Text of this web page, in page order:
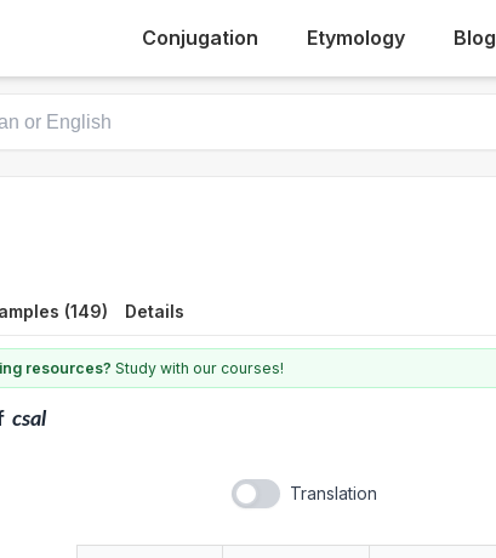
Conjugation Etymology Blog
(149) Details
resources? Study with our courses!
csal
Translation